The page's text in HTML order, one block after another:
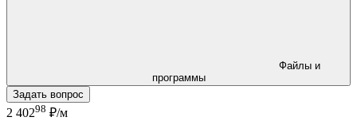
программы
Задать вопрос
2 40298 ₽/м